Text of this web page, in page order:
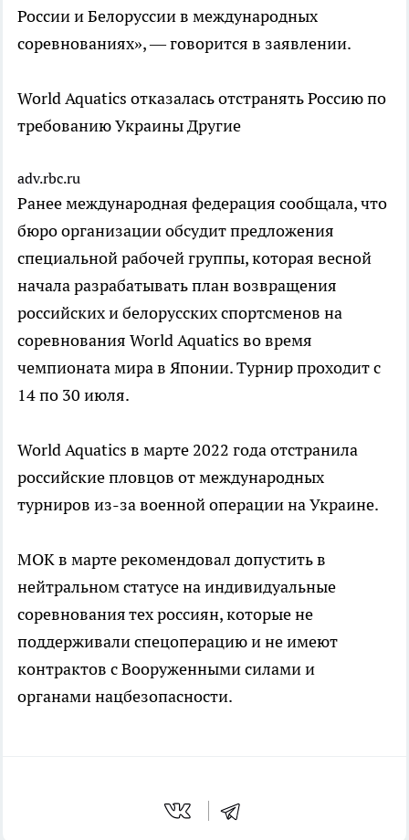
России и Белоруссии в международных
соревнованиях», — говорится в заявлении.
World Aquatics отказалась отстранять Россию по
требованию УкраиныДругие
adv.rbc.ru
Ранее международная федерация сообщала, что
бюро организации обсудит предложения
специальной рабочей группы, которая весной
начала разрабатывать план возвращения
российских и белорусских спортсменов на
соревнования World Aquatics во время
чемпионата мира в Японии. Турнир проходит с
14 по 30 июля.
World Aquatics в марте 2022 года отстранила
российские пловцов от международных
турниров из-за военной операции на Украине.
МОК в марте рекомендовал допустить в
нейтральном статусе на индивидуальные
соревнования тех россиян, которые не
поддерживали спецоперацию и не имеют
контрактов с Вооруженными силами и
органами нацбезопасности.